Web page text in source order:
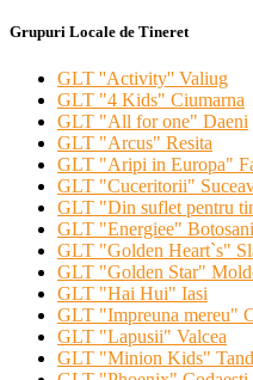
Grupuri Locale de Tineret
GLT ''Activity'' Valiug
GLT "4 Kids" Ciumarna
GLT "All for one" Daeni
GLT "Arcus" Resita
GLT "Aripi in Europa"
GLT "Cuceritorii"
GLT "Din suflet pentru
GLT "Energiee" Botosani
GLT "Golden Heart`s"
GLT "Golden Star"
GLT "Hai Hui" Iasi
GLT "Impreuna mereu"
GLT "Lapusii" Valcea
GLT "Minion Kids"